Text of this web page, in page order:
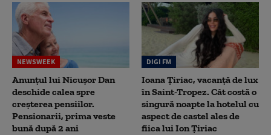
NEWSWEEK
Anunțul lui Nicușor Dan
deschide calea spre
creșterea pensiilor.
Pensionarii, prima veste
bună după 2 ani
DIGI FM
Ioana Țiriac, vacanță de lux
în Saint-Tropez. Cât costă o
singură noapte la hotelul cu
aspect de castel ales de
fiica lui Ion Țiriac